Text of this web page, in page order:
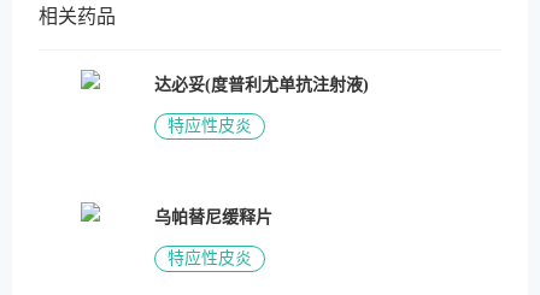
相关药品
达必妥(度普利尤单抗注射液)
特应性皮炎
乌帕替尼缓释片
特应性皮炎